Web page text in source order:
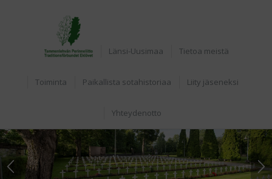
Länsi-Uusimaa Tietoa meistä
Toiminta Paikallista sotahistoriaa Liity jäseneksi
Yhteydenotto